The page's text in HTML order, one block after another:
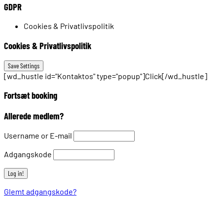
GDPR
Cookies & Privatlivspolitik
Cookies & Privatlivspolitik
[wd_hustle id="Kontaktos" type="popup"]Click[/wd_hustle]
Fortsæt booking
Allerede medlem?
Username or E-mail
Adgangskode
Glemt adgangskode?